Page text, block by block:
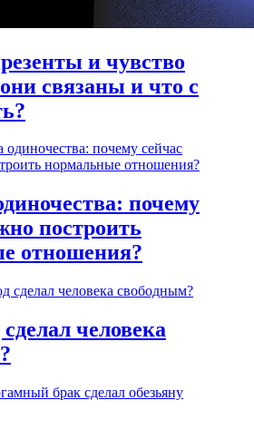
и чувство
связаны и что с
почему
построить
отношения?
человека